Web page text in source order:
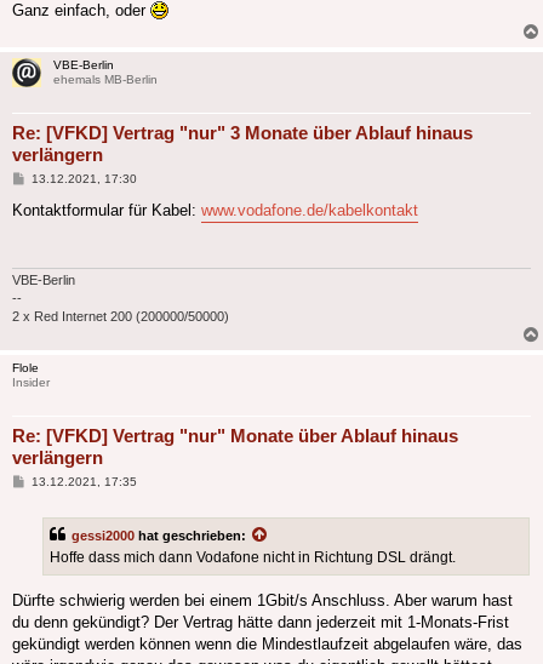
Ganz einfach, oder
VBE-Berlin
ehemals MB-Berlin
Re: [VFKD] Vertrag "nur" 3 Monate über Ablauf hinaus
verlängern
Beitrag
13.12.2021, 17:30
Kontaktformular für Kabel: www.vodafone.de/kabelkontakt
VBE-Berlin
--
2 x Red Internet 200 (200000/50000)
Flole
Insider
Re: [VFKD] Vertrag "nur" Monate über Ablauf hinaus
verlängern
Beitrag
13.12.2021, 17:35
gessi2000 hat geschrieben:
Hoffe dass mich dann Vodafone nicht in Richtung DSL drängt.
Dürfte schwierig werden bei einem 1Gbit/s Anschluss. Aber warum hast
du denn gekündigt? Der Vertrag hätte dann jederzeit mit 1-Monats-Frist
gekündigt werden können wenn die Mindestlaufzeit abgelaufen wäre, das